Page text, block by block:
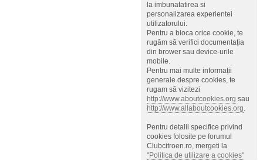
la imbunatatirea si
personalizarea experientei
utilizatorului.
Pentru a bloca orice cookie, te
rugăm să verifici documentația
din brower sau device-urile
mobile.
Pentru mai multe informații
generale despre cookies, te
rugam să vizitezi
http://www.aboutcookies.org sau
http://www.allaboutcookies.org.
Pentru detalii specifice privind
cookies folosite pe forumul
Clubcitroen.ro, mergeti la
"Politica de utilizare a cookies"